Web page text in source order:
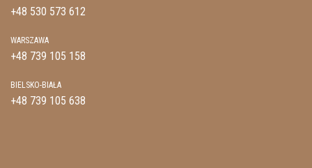
+48 530 573 612
WARSZAWA
+48 739 105 158
BIELSKO-BIAŁA
+48 739 105 638